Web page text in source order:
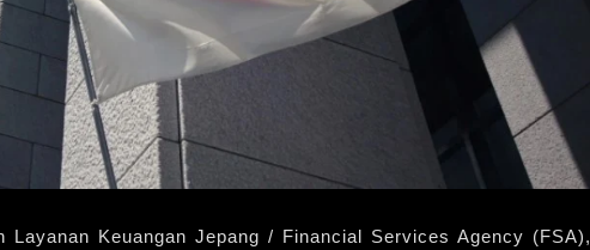
Keuangan Jepang / Financial Services Agency (FSA),